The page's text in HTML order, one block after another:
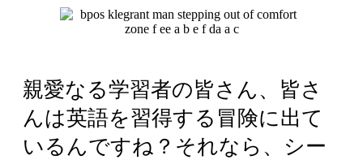
親愛なる学習者の皆さん、皆さ
んは英語を習得する冒険に出て
いるんですね？それなら、シー